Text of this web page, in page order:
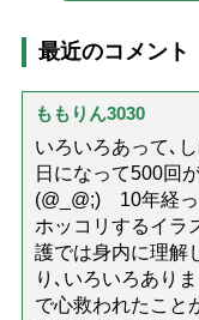
最近のコメント
ももりん3030
いろいろあって､
日になって500回
(@_@;) 10年経
ホッコリするイ
護では身内に理解
り､いろいろあり
で心救われたこと